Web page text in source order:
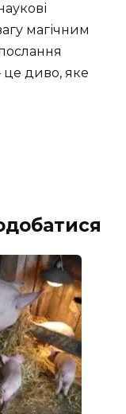
магічним
це диво, яке